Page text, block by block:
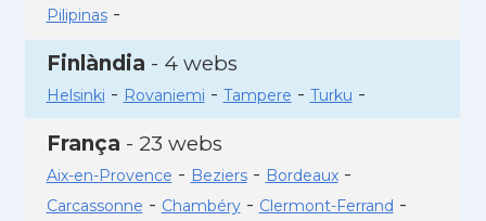
Pilipinas-
Finlàndia - 4 webs
Helsinki - Rovaniemi - Tampere - Turku -
França - 23 webs
Aix-en-Provence - Beziers- Bordeaux-
Carcassonne - Chambéry- Clermont-Ferrand -